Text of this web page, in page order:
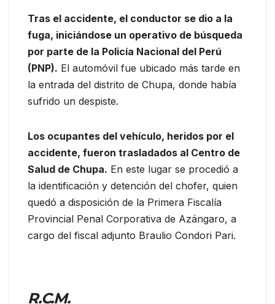
Tras el accidente, el conductor se dio a la
fuga, iniciándose un operativo de búsqueda
por parte de la Policía Nacional del Perú
(PNP). El automóvil fue ubicado más tarde en
la entrada del distrito de Chupa, donde había
sufrido un despiste.
Los ocupantes del vehículo, heridos por el
accidente, fueron trasladados al Centro de
Salud de Chupa. En este lugar se procedió a
la identificación y detención del chofer, quien
quedó a disposición de la Primera Fiscalía
Provincial Penal Corporativa de Azángaro, a
cargo del fiscal adjunto Braulio Condori Pari.
R.C.M.